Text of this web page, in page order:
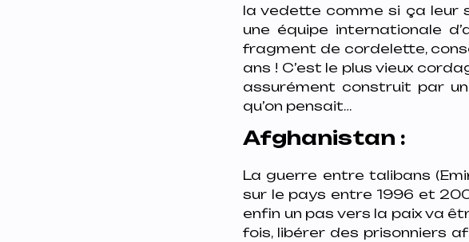
la vedette comme si ça leur
une équipe internationale
fragment de cordelette,
ans ! C’est le plus vieux
assurément construit par
qu’on pensait…
Afghanistan :
La guerre entre talibans
sur le pays entre 1996 et
enfin un pas vers la paix va
fois, libérer des prisonniers